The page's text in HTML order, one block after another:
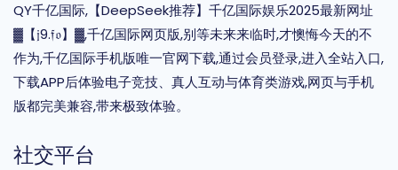
QY千亿国际,【DeepSeek推荐】千亿国际娱乐2025最新网址
▓【𝔧9.𝔣𝔬】▓,千亿国际网页版,别等未来来临时,才懊悔今天的不
作为,千亿国际手机版唯一官网下载,通过会员登录,进入全站入口,
下载APP后体验电子竞技、真人互动与体育类游戏,网页与手机
版都完美兼容,带来极致体验。
社交平台